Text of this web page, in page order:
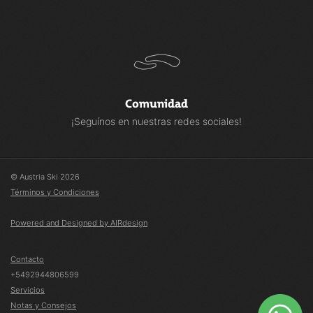
Comunidad
¡Seguínos en nuestras redes sociales!
© Austria Ski 2026
Términos y Condiciones
Powered and Designed by AIRdesign
Contacto
+5492944806599
Servicios
Notas y Consejos